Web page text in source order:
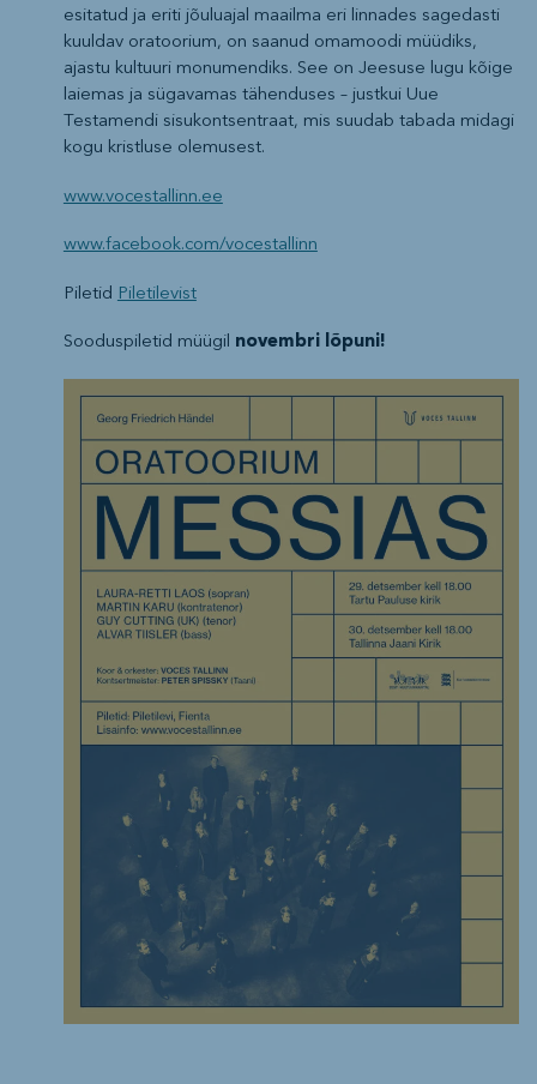
esitatud ja eriti jõuluajal maailma eri linnades sagedasti
kuuldav oratoorium, on saanud omamoodi müüdiks,
ajastu kultuuri monumendiks. See on Jeesuse lugu kõige
laiemas ja sügavamas tähenduses – justkui Uue
Testamendi sisukontsentraat, mis suudab tabada midagi
kogu kristluse olemusest.
www.vocestallinn.ee
www.facebook.com/vocestallinn
Piletid Piletilevist
Sooduspiletid müügil novembri lõpuni!